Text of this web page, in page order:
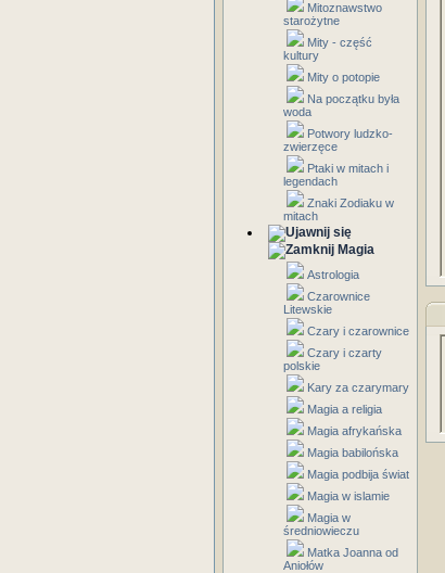
Mitoznawstwo
starożytne
Mity - część
kultury
Mity o potopie
Na początku była
woda
Potwory ludzko-
zwierzęce
Ptaki w mitach i
legendach
Znaki Zodiaku w
mitach
Magia
Astrologia
Czarownice
Litewskie
Czary i czarownice
Czary i czarty
polskie
Kary za czarymary
Magia a religia
Magia afrykańska
Magia babilońska
Magia podbija świat
Magia w islamie
Magia w
średniowieczu
Matka Joanna od
Aniołów